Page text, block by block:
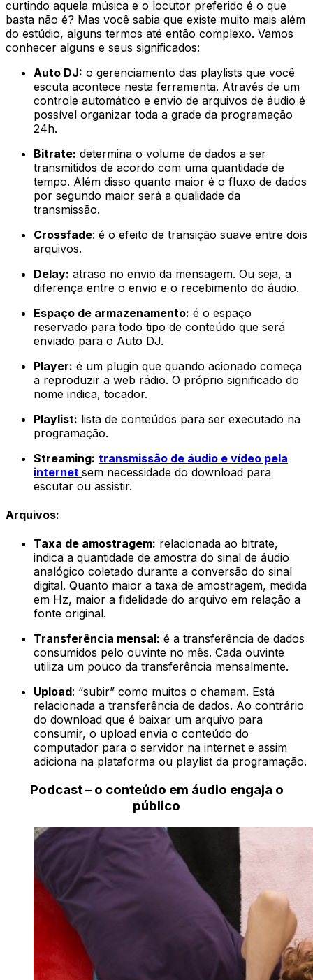
curtindo aquela música e o locutor preferido é o que
basta não é? Mas você sabia que existe muito mais além
do estúdio, alguns termos até então complexo. Vamos
conhecer alguns e seus significados:
Auto DJ: o gerenciamento das playlists que você
escuta acontece nesta ferramenta. Através de um
controle automático e envio de arquivos de áudio é
possível organizar toda a grade da programação
24h.
Bitrate: determina o volume de dados a ser
transmitidos de acordo com uma quantidade de
tempo. Além disso quanto maior é o fluxo de dados
por segundo maior será a qualidade da
transmissão.
Crossfade: é o efeito de transição suave entre dois
arquivos.
Delay: atraso no envio da mensagem. Ou seja, a
diferença entre o envio e o recebimento do áudio.
Espaço de armazenamento: é o espaço
reservado para todo tipo de conteúdo que será
enviado para o Auto DJ.
Player: é um plugin que quando acionado começa
a reproduzir a web rádio. O próprio significado do
nome indica, tocador.
Playlist: lista de conteúdos para ser executado na
programação.
Streaming: transmissão de áudio e vídeo pela
internet sem necessidade do download para
escutar ou assistir.
Arquivos:
Taxa de amostragem: relacionada ao bitrate,
indica a quantidade de amostra do sinal de áudio
analógico coletado durante a conversão do sinal
digital. Quanto maior a taxa de amostragem, medida
em Hz, maior a fidelidade do arquivo em relação a
fonte original.
Transferência mensal: é a transferência de dados
consumidos pelo ouvinte no mês. Cada ouvinte
utiliza um pouco da transferência mensalmente.
Upload: “subir” como muitos o chamam. Está
relacionada a transferência de dados. Ao contrário
do download que é baixar um arquivo para
consumir, o upload envia o conteúdo do
computador para o servidor na internet e assim
adiciona na plataforma ou playlist da programação.
Podcast – o conteúdo em áudio engaja o
público